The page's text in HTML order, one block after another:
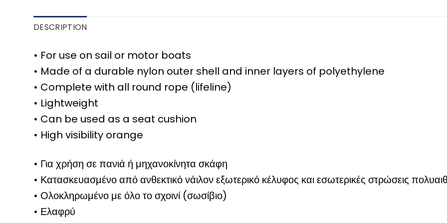
DESCRIPTION
• For use on sail or motor boats
• Made of a durable nylon outer shell and inner layers of polyethylene
• Complete with all round rope (lifeline)
• Lightweight
• Can be used as a seat cushion
• High visibility orange
• Για χρήση σε πανιά ή μηχανοκίνητα σκάφη
• Κατασκευασμένο από ανθεκτικό νάιλον εξωτερικό κέλυφος και εσωτερικές στρώσεις
• Ολοκληρωμένο με όλο το σχοινί (σωσίβιο)
• Ελαφρύ